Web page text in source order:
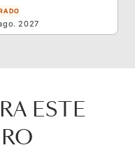
2027
ESTE